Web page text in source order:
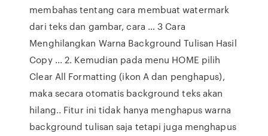
membahas tentang cara membuat watermark
dari teks dan gambar, cara … 3 Cara
Menghilangkan Warna Background Tulisan Hasil
Copy ... 2. Kemudian pada menu HOME pilih
Clear All Formatting (ikon A dan penghapus),
maka secara otomatis background teks akan
hilang.. Fitur ini tidak hanya menghapus warna
background tulisan saja tetapi juga menghapus